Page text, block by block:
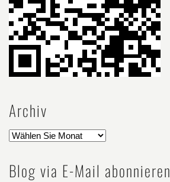
Archiv
Blog via E-Mail abonnieren